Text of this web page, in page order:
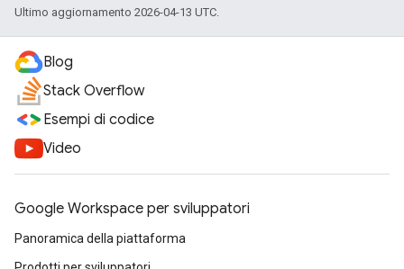
Ultimo aggiornamento 2026-04-13 UTC.
Blog
Stack Overflow
Esempi di codice
Video
Google Workspace per sviluppatori
Panoramica della piattaforma